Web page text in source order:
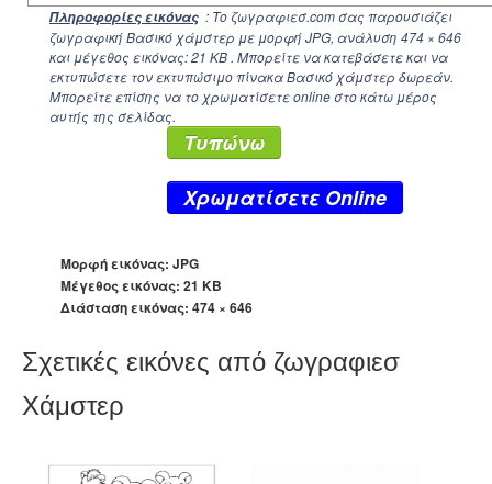
Πληροφορίες εικόνας : Το ζωγραφιεσ.com σας παρουσιάζει
ζωγραφική Βασικό χάμστερ με μορφή JPG, ανάλυση 474 × 646
και μέγεθος εικόνας: 21 KB . Μπορείτε να κατεβάσετε και να
εκτυπώσετε τον εκτυπώσιμο πίνακα Βασικό χάμστερ δωρεάν.
Μπορείτε επίσης να το χρωματίσετε online στο κάτω μέρος
αυτής της σελίδας.
Τυπώνω
Xρωματίσετε Online
Μορφή εικόνας: JPG
Μέγεθος εικόνας: 21 KB
Διάσταση εικόνας: 474 × 646
Σχετικές εικόνες από ζωγραφιεσ
Χάμστερ